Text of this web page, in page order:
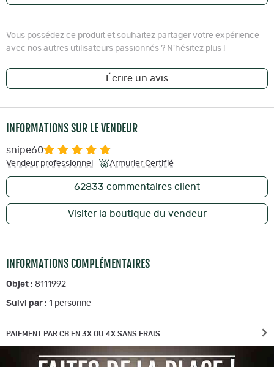
Vous possédez ce produit et souhaitez partager votre expérience
avec nos autres utilisateurs passionnés ? N'hésitez plus !
Écrire un avis
INFORMATIONS SUR LE VENDEUR
snipe60
Vendeur professionnel Armurier Certifié
62833 commentaires client
Visiter la boutique du vendeur
INFORMATIONS COMPLÉMENTAIRES
Objet : 8111992
Suivi par : 1 personne
PAIEMENT PAR CB EN 3X OU 4X SANS FRAIS